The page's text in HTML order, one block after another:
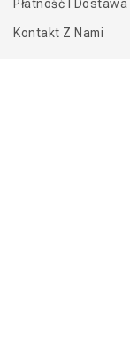
Płatność I Dostawa
Kontakt Z Nami